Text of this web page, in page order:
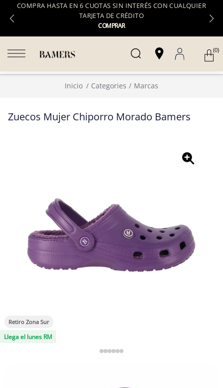
COMPRA HASTA EN 6 CUOTAS SIN INTERÉS CON CUALQUIER
TARJETA DE CRÉDITO
COMPRAR
(0)
Inicio Categories Marcas
Zuecos Mujer Chiporro Morado Bamers
Retiro Zona Sur
Llega el lunes RM